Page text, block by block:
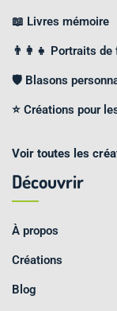
📖 Livres mémoire
👨‍👩‍👧 Portraits
🛡️ Blasons
⭐ Créations pour
Voir toutes les
Découvrir
À propos
Créations
Blog